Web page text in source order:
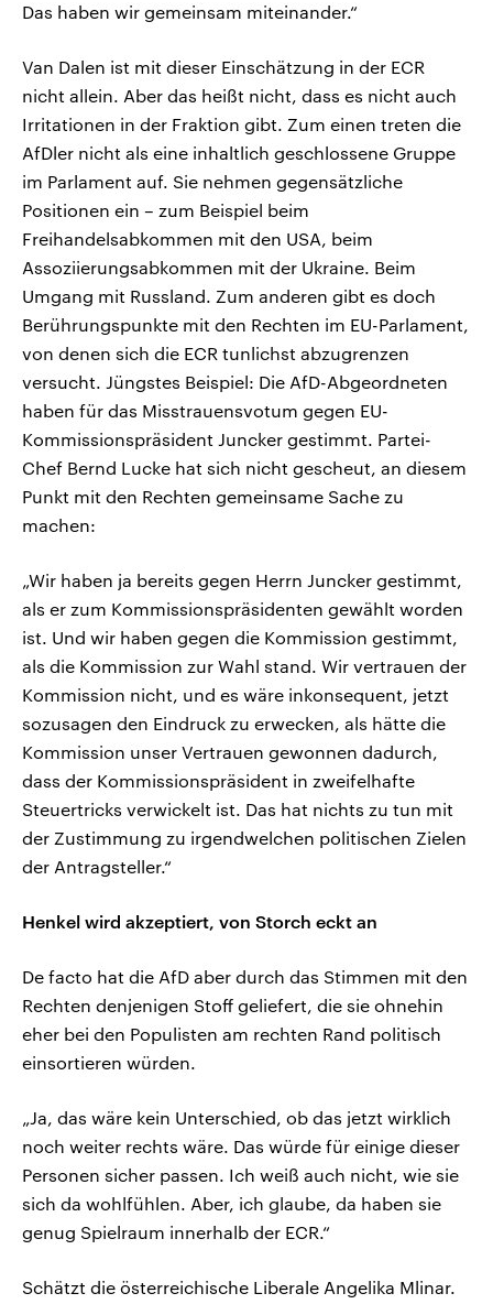
Das haben wir gemeinsam miteinander.“
Van Dalen ist mit dieser Einschätzung in der ECR
nicht allein. Aber das heißt nicht, dass es nicht auch
Irritationen in der Fraktion gibt. Zum einen treten die
AfDler nicht als eine inhaltlich geschlossene Gruppe
im Parlament auf. Sie nehmen gegensätzliche
Positionen ein – zum Beispiel beim
Freihandelsabkommen mit den USA, beim
Assoziierungsabkommen mit der Ukraine. Beim
Umgang mit Russland. Zum anderen gibt es doch
Berührungspunkte mit den Rechten im EU-Parlament,
von denen sich die ECR tunlichst abzugrenzen
versucht. Jüngstes Beispiel: Die AfD-Abgeordneten
haben für das Misstrauensvotum gegen EU-
Kommissionspräsident Juncker gestimmt. Partei-
Chef Bernd Lucke hat sich nicht gescheut, an diesem
Punkt mit den Rechten gemeinsame Sache zu
machen:
„Wir haben ja bereits gegen Herrn Juncker gestimmt,
als er zum Kommissionspräsidenten gewählt worden
ist. Und wir haben gegen die Kommission gestimmt,
als die Kommission zur Wahl stand. Wir vertrauen der
Kommission nicht, und es wäre inkonsequent, jetzt
sozusagen den Eindruck zu erwecken, als hätte die
Kommission unser Vertrauen gewonnen dadurch,
dass der Kommissionspräsident in zweifelhafte
Steuertricks verwickelt ist. Das hat nichts zu tun mit
der Zustimmung zu irgendwelchen politischen Zielen
der Antragsteller.“
Henkel wird akzeptiert, von Storch eckt an
De facto hat die AfD aber durch das Stimmen mit den
Rechten denjenigen Stoff geliefert, die sie ohnehin
eher bei den Populisten am rechten Rand politisch
einsortieren würden.
„Ja, das wäre kein Unterschied, ob das jetzt wirklich
noch weiter rechts wäre. Das würde für einige dieser
Personen sicher passen. Ich weiß auch nicht, wie sie
sich da wohlfühlen. Aber, ich glaube, da haben sie
genug Spielraum innerhalb der ECR.“
Schätzt die österreichische Liberale Angelika Mlinar.